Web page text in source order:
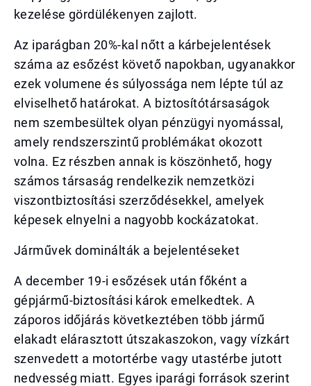
kezelése gördülékenyen zajlott.
Az iparágban 20%-kal nőtt a kárbejelentések
száma az esőzést követő napokban, ugyanakkor
ezek volumene és súlyossága nem lépte túl az
elviselhető határokat. A biztosítótársaságok
nem szembesültek olyan pénzügyi nyomással,
amely rendszerszintű problémákat okozott
volna. Ez részben annak is köszönhető, hogy
számos társaság rendelkezik nemzetközi
viszontbiztosítási szerződésekkel, amelyek
képesek elnyelni a nagyobb kockázatokat.
Járművek dominálták a bejelentéseket
A december 19-i esőzések után főként a
gépjármű-biztosítási károk emelkedtek. A
záporos időjárás következtében több jármű
elakadt elárasztott útszakaszokon, vagy vízkárt
szenvedett a motortérbe vagy utastérbe jutott
nedvesség miatt. Egyes iparági források szerint